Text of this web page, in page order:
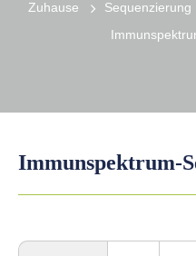
Zuhause Sequenzierung
Immunspektrum-